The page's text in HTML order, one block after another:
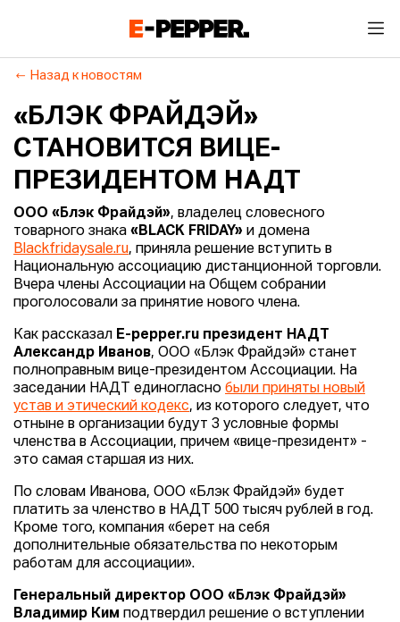
Назад к новостям
«БЛЭК ФРАЙДЭЙ»
СТАНОВИТСЯ ВИЦЕ-
ПРЕЗИДЕНТОМ НАДТ
ООО «Блэк Фрайдэй», владелец словесного
товарного знака «BLACK FRIDAY» и домена
Blackfridaysale.ru, приняла решение вступить в
Национальную ассоциацию дистанционной торговли.
Вчера члены Ассоциации на Общем собрании
проголосовали за принятие нового члена.
Как рассказал E-pepper.ru президент НАДТ
Александр Иванов, ООО «Блэк Фрайдэй» станет
полноправным вице-президентом Ассоциации. На
заседании НАДТ единогласно были приняты новый
устав и этический кодекс, из которого следует, что
отныне в организации будут 3 условные формы
членства в Ассоциации, причем «вице-президент» -
это самая старшая из них.
По словам Иванова, ООО «Блэк Фрайдэй» будет
платить за членство в НАДТ 500 тысяч рублей в год.
Кроме того, компания «берет на себя
дополнительные обязательства по некоторым
работам для ассоциации».
Генеральный директор ООО «Блэк Фрайдэй»
Владимир Ким подтвердил решение о вступлении